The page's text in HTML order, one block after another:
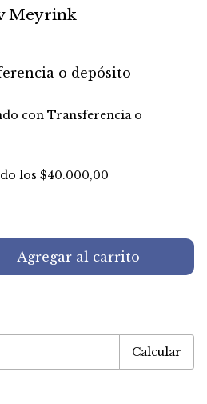
Meyrink
o depósito
con Transferencia o
los $40.000,00
Calcular